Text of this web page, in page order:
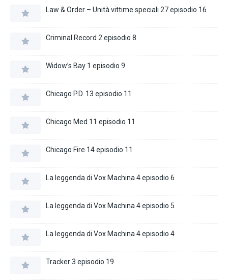
Law & Order – Unità vittime speciali 27 episodio 16
Criminal Record 2 episodio 8
Widow’s Bay 1 episodio 9
Chicago P.D. 13 episodio 11
Chicago Med 11 episodio 11
Chicago Fire 14 episodio 11
La leggenda di Vox Machina 4 episodio 6
La leggenda di Vox Machina 4 episodio 5
La leggenda di Vox Machina 4 episodio 4
Tracker 3 episodio 19